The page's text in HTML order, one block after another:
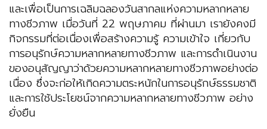
และเพื่อเป็นการเฉลิมฉลองวันสากลแห่งความหลากหลาย
ทางชีวภาพ เมื่อวันที่ 22 พฤษภาคม ที่ผ่านมา เรายังคงมี
กิจกรรมที่ต่อเนื่องเพื่อสร้างความรู้ ความเข้าใจ เกี่ยวกับ
การอนุรักษ์ความหลากหลายทางชีวภาพ และการดำเนินงาน
ของอนุสัญญาว่าด้วยความหลากหลายทางชีวภาพอย่างต่อ
เนื่อง ซึ่งจะก่อให้เกิดความตระหนักในการอนุรักษ์ธรรมชาติ
และการใช้ประโยชน์จากความหลากหลายทางชีวภาพ อย่าง
ยั่งยืน